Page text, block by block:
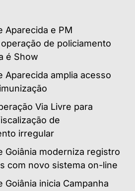
Aparecida e PM
de policiamento
é Show
Aparecida amplia acesso
Via Livre para
de
irregular
Goiânia moderniza registro
com novo sistema on-line
Goiânia inicia Campanha